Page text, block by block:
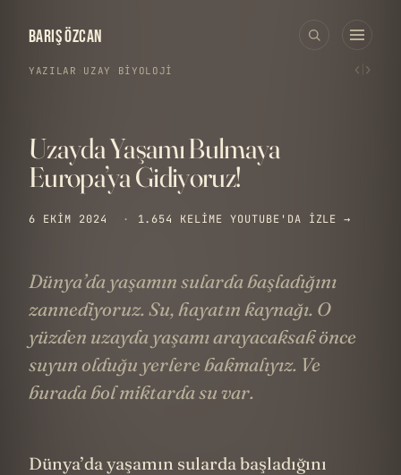
BARIŞ ÖZCAN
YAZILAR UZAY BIYOLOJI ‹ ›
Uzayda Yaşamı Bulmaya
Europa’ya Gidiyoruz!
6 EKIM 2024 · 1.654 KELIME YOUTUBE'DA IZLE →
Dünya’da yaşamın sularda başladığını
zannediyoruz. Su, hayatın kaynağı. O
yüzden uzayda yaşamı arayacaksak önce
suyun olduğu yerlere bakmalıyız. Ve
burada bol miktarda su var.
Dünya’da yaşamın sularda başladığını